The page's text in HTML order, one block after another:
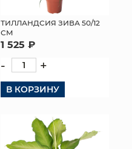
ТИЛЛАНДСИЯ ЗИВА 50/12
СМ
1 525 ₽
- +
В КОРЗИНУ